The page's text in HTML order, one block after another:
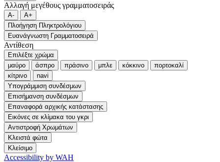
Αλλαγή μεγέθους γραμματοσειράς
A-
A+
Πλοήγηση Πληκτρολόγιου
Ευανάγνωστη Γραμματοσειρά
Αντίθεση
Επιλέξτε χρώμα
μαύρο
άσπρο πράσινο μπλε κόκκινο
πορτοκαλί
κίτρινο
navi
Υπογράμμιση συνδέσμων
Επισήμανση συνδέσμων
Επαναφορά αρχικής κατάστασης
Εικόνες σε κλίμακα του γκρι
Αντιστροφή Χρωμάτων
Κλειστά φώτα
Κλείσιμο
Accessibility by WAH